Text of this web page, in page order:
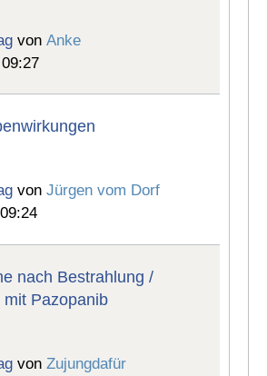
von Anke
vonJürgen vom Dorf
nach Bestrahlung /
Pazopanib
vonZujungdafür